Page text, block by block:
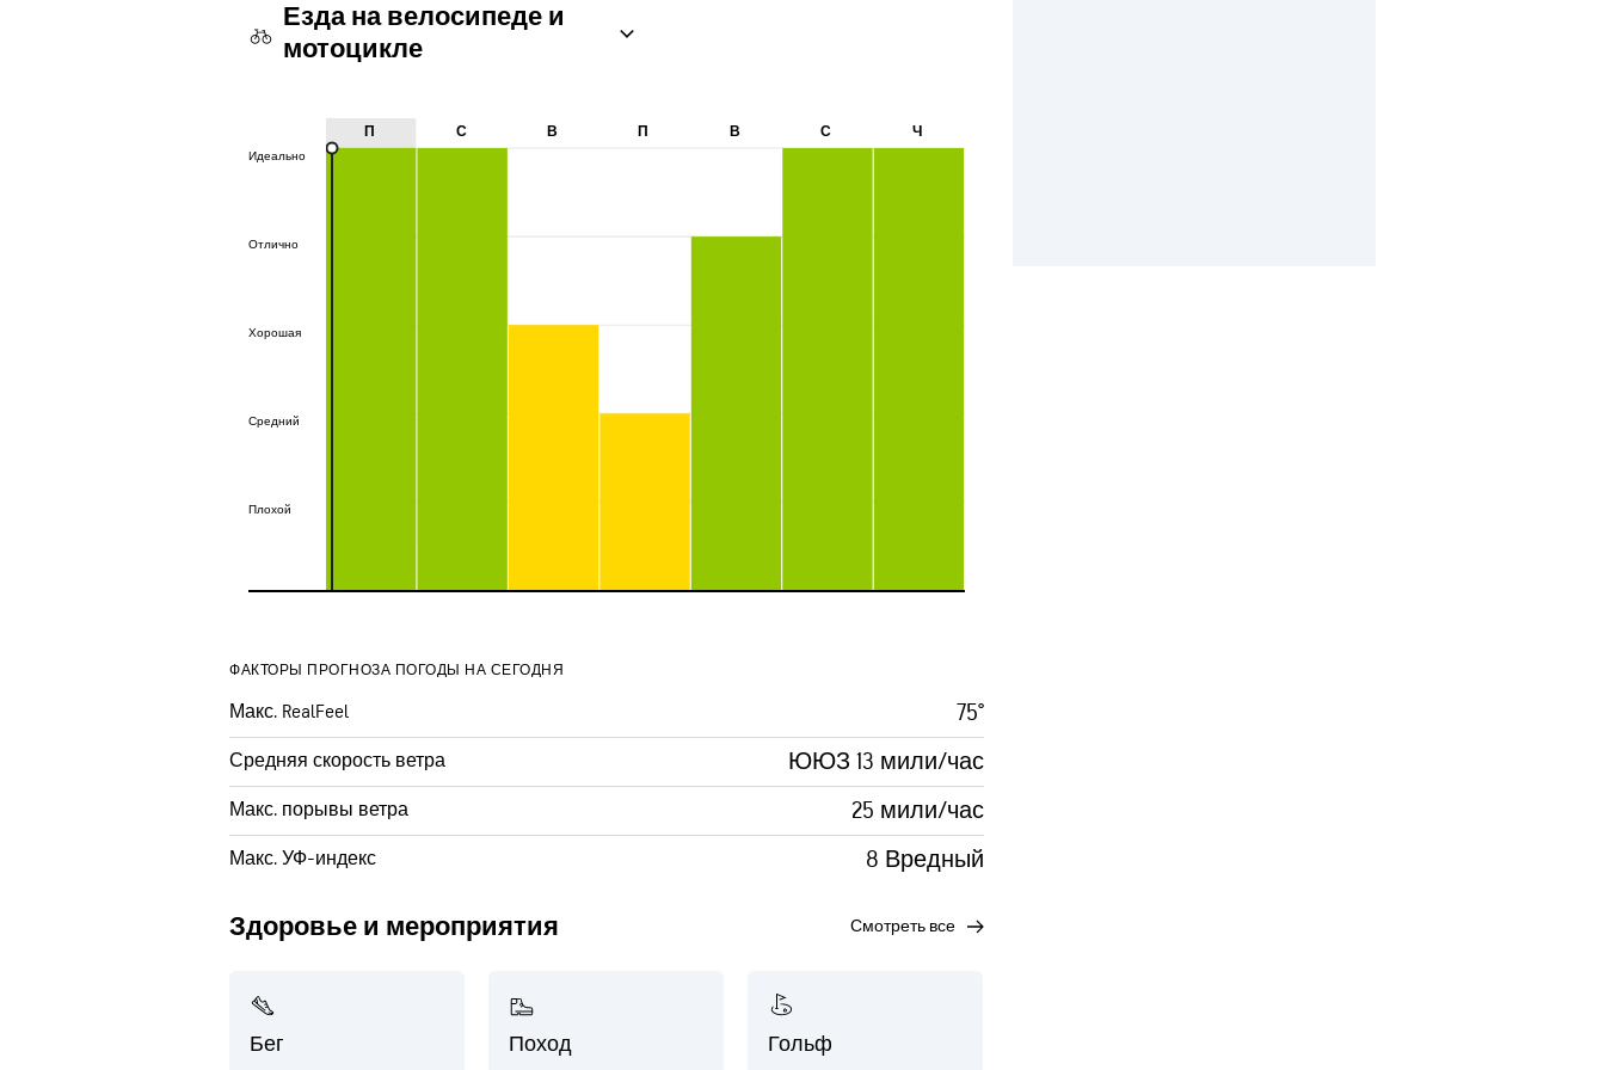
Езда на велосипеде и
мотоцикле
Идеально
Отлично
Хорошая
Средний
Плохой
П С В П В С Ч
Идеально
Отлично
Хорошая
Средний
Плохой
ФАКТОРЫ ПРОГНОЗА ПОГОДЫ НА СЕГОДНЯ
Макс. RealFeel 75°
Средняя скорость ветра ЮЮЗ 13 мили/час
Макс. порывы ветра 25 мили/час
Макс. УФ-индекс 8 Вредный
Здоровье и мероприятия смотреть все
Бег Поход Гольф